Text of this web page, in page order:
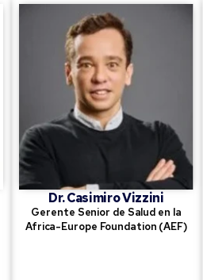
Dr. Casimiro Vizzini
Gerente Senior de Salud en la
Africa-Europe Foundation (AEF)